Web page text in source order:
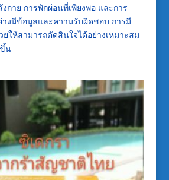
กาย การพักผ่อนที่เพียงพอ และการ
งมีข้อมูลและความรับผิดชอบ การมี
ให้สามารถตัดสินใจได้อย่างเหมาะสม
น